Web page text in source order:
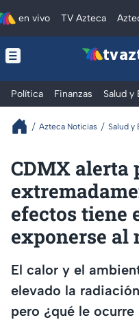
en vivo TV Azteca
tv
Política Finanzas Salud y
Azteca Noticias Salud y
CDMX alerta
efectos tiene
exponerse al
El calor y el
elevado la
pero ¿qué le